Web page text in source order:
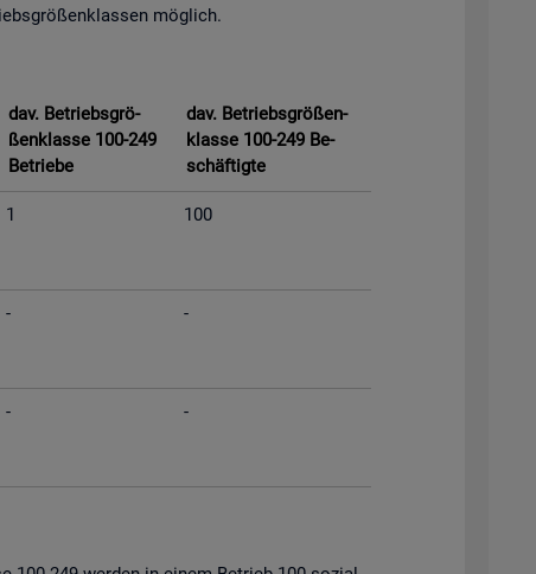
mög­lich.
dav. Be­triebs­grö­
ßen­klas­se 100-249
Be­trie­be
dav. Be­triebs­grö­ßen­
klas­se 100-249 Be­
schäf­tig­te
1 100
- -
- -